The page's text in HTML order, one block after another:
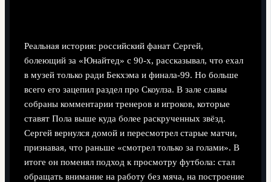
Реальная история: российский фанат Сергей,
болеющий за «Юнайтед» с 90‑х, рассказывал, что ехал
в музей только ради Бекхэма и финала‑99. Но больше
всего его зацепил раздел про Скоулза. В зале славы
собраны комментарии тренеров и игроков, которые
ставят Пола выше куда более раскрученных звёзд.
Сергей вернулся домой и пересмотрел старые матчи,
признавая, что раньше «смотрел только за голами». В
итоге он поменял подход к просмотру футбола: стал
обращать внимание на работу без мяча, на построение